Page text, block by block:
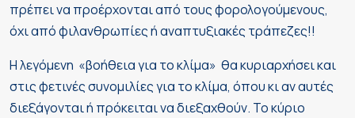
πρέπει να προέρχονται από τους φορολογούμενους,
όχι από φιλανθρωπίες ή αναπτυξιακές τράπεζες!!
Η λεγόμενη «βοήθεια για το κλίμα» θα κυριαρχήσει και
στις φετινές συνομιλίες για το κλίμα, όπου κι αν αυτές
διεξάγονται ή πρόκειται να διεξαχθούν. Το κύριο